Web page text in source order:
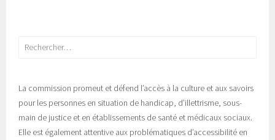
Rechercher :
La commission promeut et défend l’accès à la culture et aux savoirs
pour les personnes en situation de handicap, d’illettrisme, sous-
main de justice et en établissements de santé et médicaux sociaux.
Elle est également attentive aux problématiques d’accessibilité en